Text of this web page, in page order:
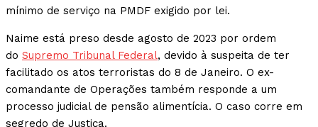
mínimo de serviço na PMDF exigido por lei.
Naime está preso desde agosto de 2023 por ordem
do Supremo Tribunal Federal, devido à suspeita de ter
facilitado os atos terroristas do 8 de Janeiro. O ex-
comandante de Operações também responde a um
processo judicial de pensão alimentícia. O caso corre em
segredo de Justiça.